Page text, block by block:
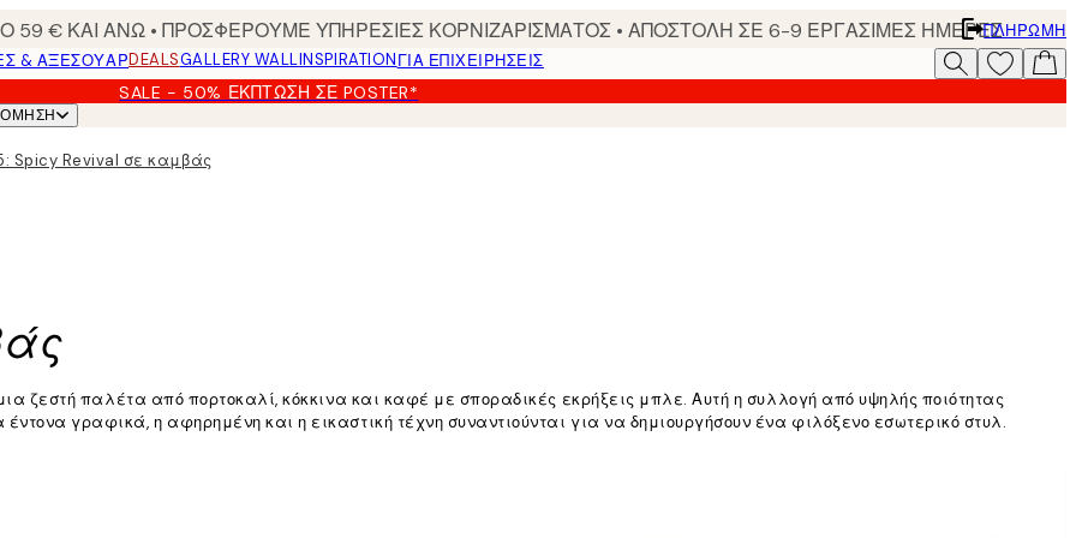
€ ΚΑΙ ΑΝΩ • ΠΡΟΣΦΕΡΟΥΜΕ ΥΠΗΡΕΣΙΕΣ ΚΟΡΝΙΖΑΡΙΣΜΑΤΟΣ • ΑΠΟΣΤΟΛΗ ΣΕ 6-9 ΕΡΓΑΣΙΜΕΣ ΗΜΕΡΕΣΠΛΗΡΩΜΉ
& ΑΞΕΣΟΥΆΡDEALSGALLERY WALLINSPIRATIONΓΙΑ ΕΠΙΧΕΙΡΗΣΕΙΣ
SALE - 50% ΈΚΠΤΩΣΗ ΣΕ POSTER*
Spicy Revival σε καμβάς
ζεστή παλέτα από πορτοκαλί, κόκκινα και καφέ με σποραδικές εκρήξεις μπλε. Αυτή η συλλογή από υψηλής ποιότητας
γραφικά, η αφηρημένη και η εικαστική τέχνη συναντιούνται για να δημιουργήσουν ένα φιλόξενο εσωτερικό στυλ.